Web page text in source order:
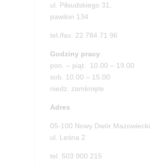
ul. Piłsudskiego 31,
pawilon 134
tel./fax. 22 784 71 96
Godziny pracy
pon. – piąt. 10.00 – 19.00
sob. 10.00 – 15.00
niedz. zamknięte
Adres
05-100 Nowy Dwór Mazowiecki
ul. Leśna 2
tel. 503 900 215